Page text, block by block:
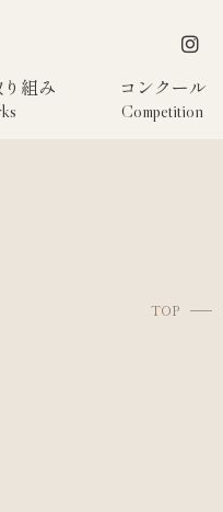
組み コンクール
Competition
TOP